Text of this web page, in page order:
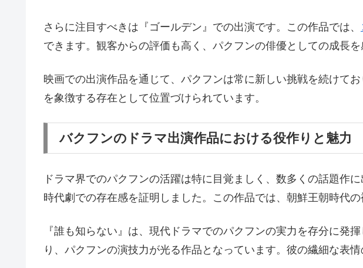
さらに注目すべきは『ゴールデン』での出演です。この作品では、
できます。観客からの評価も高く、パクフンの俳優としての成長を
映画での出演作品を通じて、パクフンは常に新しい挑戦を続けて
を象徴する存在として位置づけられています。
バクフンのドラマ出演作品における役作りと魅力
ドラマ界でのパクフンの活躍は特に目覚ましく、数多くの話題作
時代劇での存在感を証明しました。この作品では、朝鮮王朝時代
『誰も知らない』は、現代ドラマでのパクフンの実力を存分に発
り、パクフンの演技力が光る作品となっています。彼の繊細な表